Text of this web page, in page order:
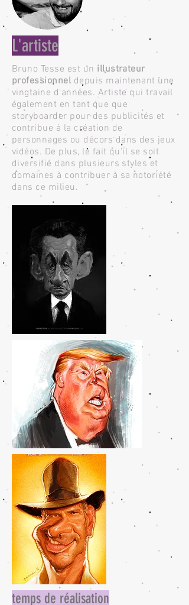
L'artiste
Bruno Tesse est un illustrateur
professionnel depuis maintenant une
vingtaine d'années. Artiste qui travail
également en tant que que
storyboarder pour des publicités et
contribue à la création de
personnages ou décors dans des jeux
vidéos. De plus, le fait qu'il se soit
diversifié dans plusieurs styles et
domaines à contribuer à sa notoriété
dans ce milieu.
temps de réalisation